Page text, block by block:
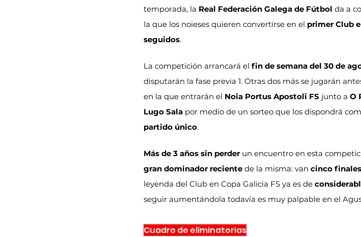
temporada, la Real Federación Galega de Fútbol da a
la que los noieses quieren convertirse en el primer Club
seguidos.
La competición arrancará el fin de semana del 30 de
disputarán la fase previa 1. Otras dos más se jugarán
en la que entrarán el Noia Portus Apostoli FS junto a O
Lugo Sala por medio de un sorteo que los dispondrá
partido único.
Más de 3 años sin perder un encuentro en esta
gran dominador reciente de la misma: van cinco
leyenda del Club en Copa Galicia FS ya es de
seguir aumentándola todavía es muy palpable en el
Cuadro de eliminatorias